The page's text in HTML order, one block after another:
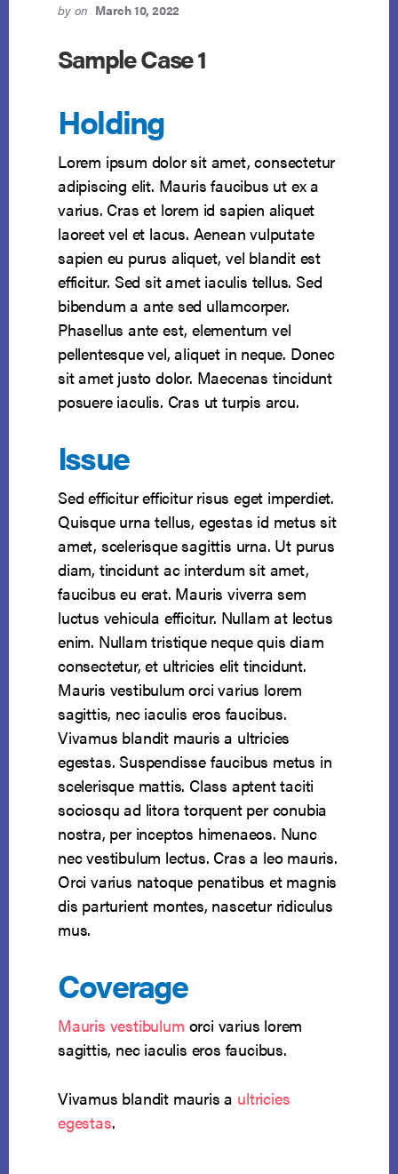
by on March 10, 2022
Sample Case 1
Holding
Lorem ipsum dolor sit amet, consectetur
adipiscing elit. Mauris faucibus ut ex a
varius. Cras et lorem id sapien aliquet
laoreet vel et lacus. Aenean vulputate
sapien eu purus aliquet, vel blandit est
efficitur. Sed sit amet iaculis tellus. Sed
bibendum a ante sed ullamcorper.
Phasellus ante est, elementum vel
pellentesque vel, aliquet in neque. Donec
sit amet justo dolor. Maecenas tincidunt
posuere iaculis. Cras ut turpis arcu.
Issue
Sed efficitur efficitur risus eget imperdiet.
Quisque urna tellus, egestas id metus sit
amet, scelerisque sagittis urna. Ut purus
diam, tincidunt ac interdum sit amet,
faucibus eu erat. Mauris viverra sem
luctus vehicula efficitur. Nullam at lectus
enim. Nullam tristique neque quis diam
consectetur, et ultricies elit tincidunt.
Mauris vestibulum orci varius lorem
sagittis, nec iaculis eros faucibus.
Vivamus blandit mauris a ultricies
egestas. Suspendisse faucibus metus in
scelerisque mattis. Class aptent taciti
sociosqu ad litora torquent per conubia
nostra, per inceptos himenaeos. Nunc
nec vestibulum lectus. Cras a leo mauris.
Orci varius natoque penatibus et magnis
dis parturient montes, nascetur ridiculus
mus.
Coverage
Mauris vestibulum orci varius lorem
sagittis, nec iaculis eros faucibus.
Vivamus blandit mauris a ultricies
egestas.